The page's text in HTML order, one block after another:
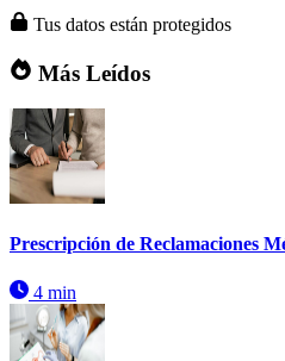
Tus datos están protegidos
Más Leídos
Prescripción de Reclamaciones
4 min